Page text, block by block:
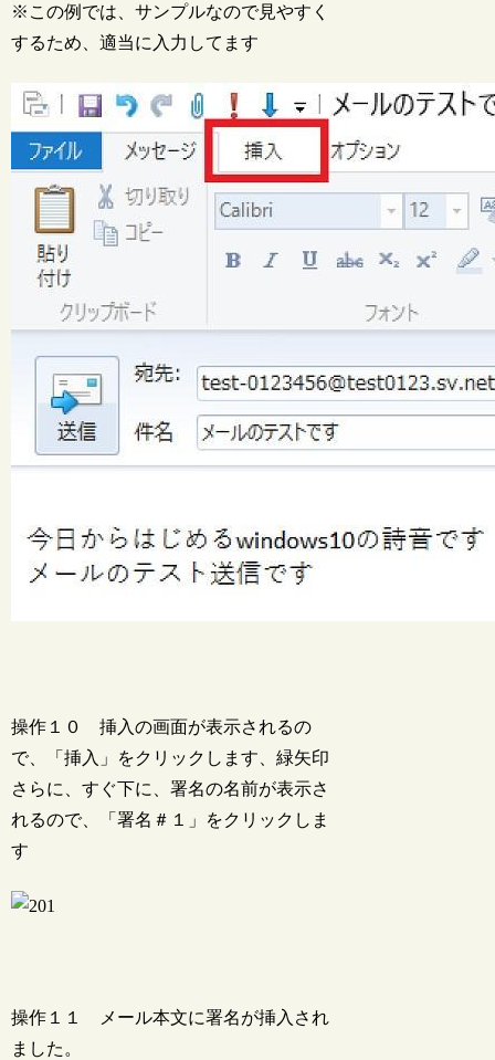
※この例では、サンプルなので見やすく
するため、適当に入力してます
操作１０ 挿入の画面が表示されるの
で、「挿入」をクリックします、緑矢印
さらに、すぐ下に、署名の名前が表示さ
れるので、「署名＃１」をクリックしま
す
操作１１ メール本文に署名が挿入され
ました。